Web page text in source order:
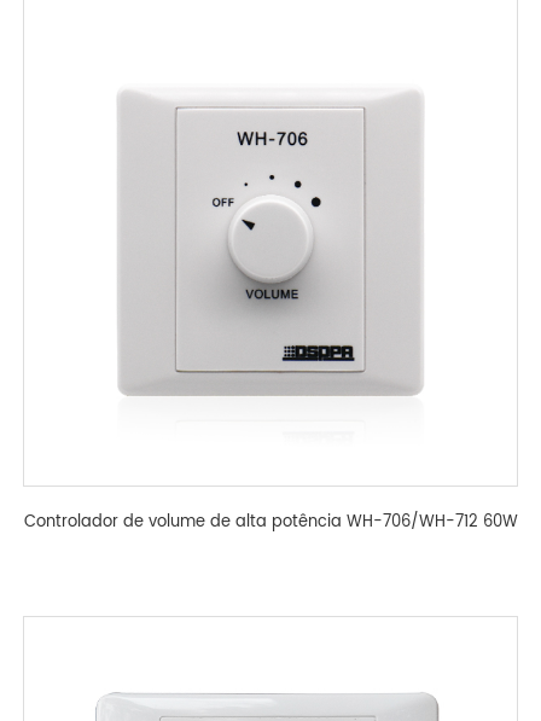
Controlador de volume de alta potência WH-706/WH-712 60W